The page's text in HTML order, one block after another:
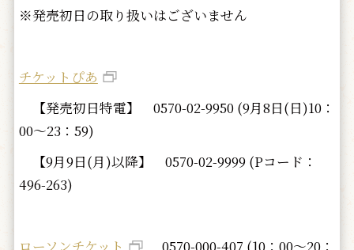
※発売初日の取り扱いはございません
チケットぴあ
【発売初日特電】 0570-02-9950 (9月8日(日)10：
00～23：59)
【9月9日(月)以降】 0570-02-9999 (Pコード：
496-263)